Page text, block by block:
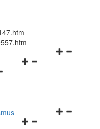
Navigationsmenü
Navigationsmenü